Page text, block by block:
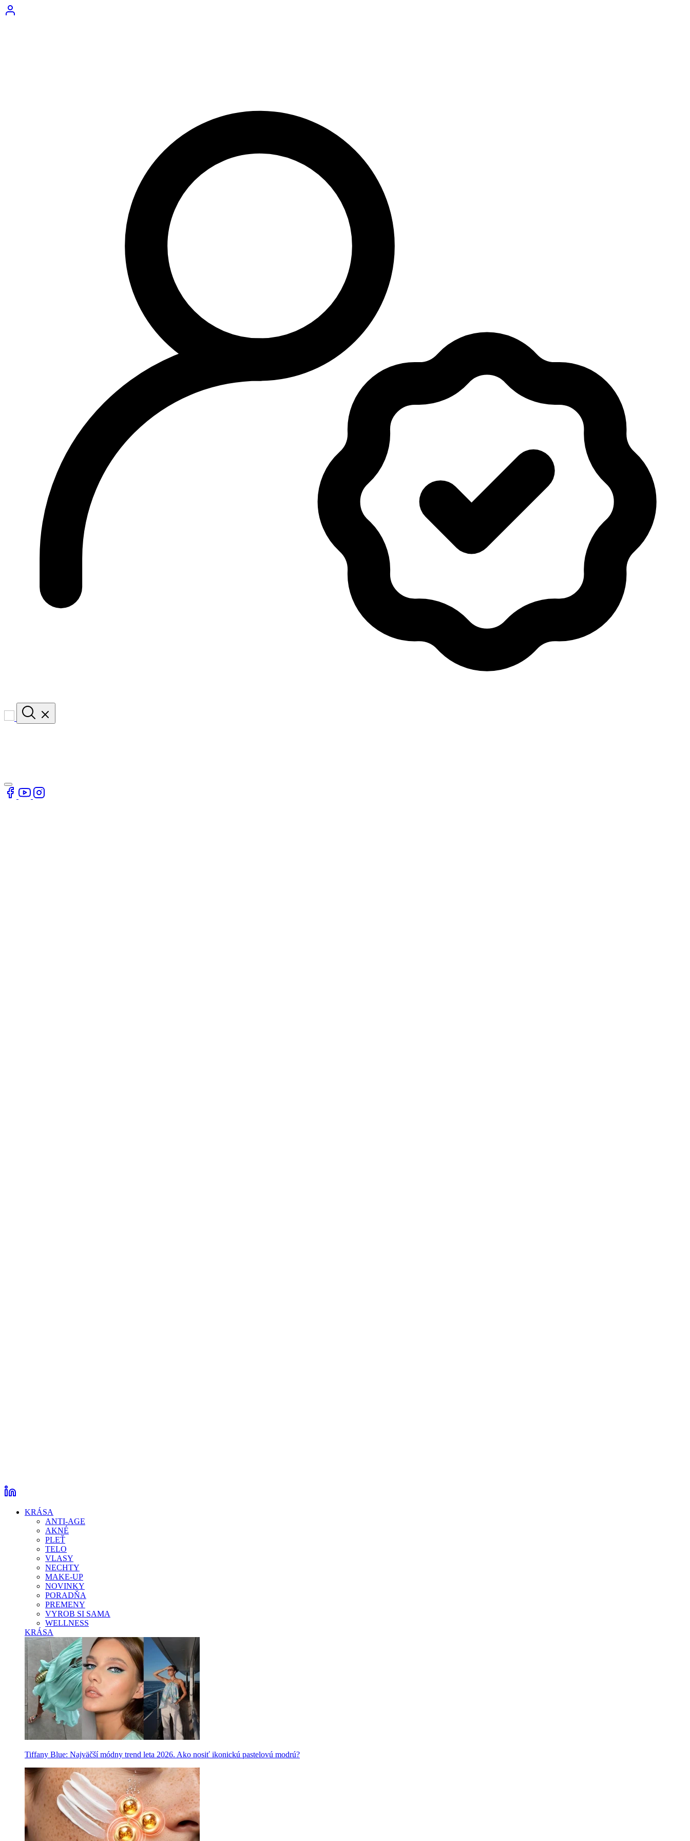
KRÁSA
ANTI-AGE
AKNÉ
PLEŤ
TELO
VLASY
NECHTY
MAKE-UP
NOVINKY
PORADŇA
PREMENY
VYROB SI SAMA
WELLNESS
KRÁSA
Tiffany Blue: Najväčší módny trend leta 2026. Ako nosiť ikonickú pastelovú modrú?